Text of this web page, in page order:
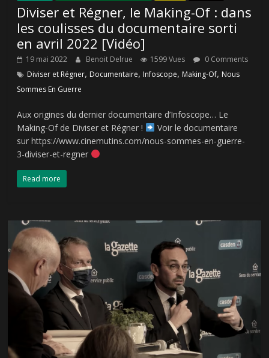
Diviser et Régner, le Making-Of : dans
les coulisses du documentaire sorti
en avril 2022 [Vidéo]
19 mai 2022 Benoit Delrue 1599 Vues
0 Comments
Diviser et Régner, Documentaire, Infoscope, Making-Of, Nous
Sommes En Guerre
Aux origines du dernier documentaire d’Infoscope… Le
Making-Of de Diviser et Régner !
Voir le documentaire
sur https://www.cinemutins.com/nous-sommes-en-guerre-
3-diviser-et-regner
Read more